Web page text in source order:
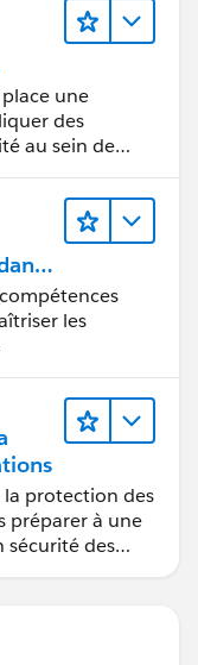
une
des
au sein de
les
la protection des
préparer à une
sécurité des